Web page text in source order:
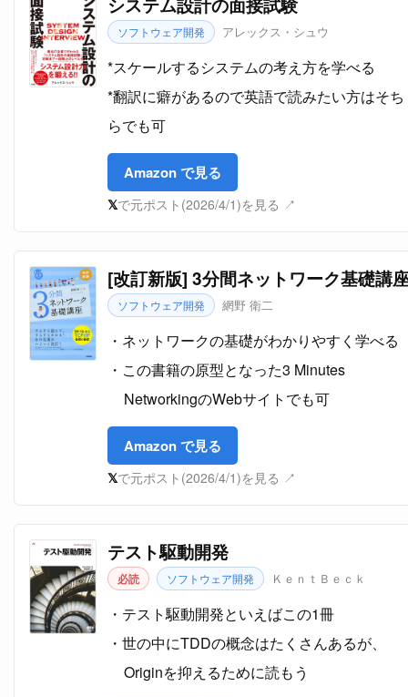
システム設計の面接試験
ソフトウェア開発 アレックス・シュウ
*スケールするシステムの考え方を学べる
*翻訳に癖があるので英語で読みたい方はそち
らでも可
Amazon で見る
𝕏で元ポスト(2026/4/1)を見る ↗
[改訂新版] 3分間ネットワーク基礎講
ソフトウェア開発 網野 衛二
ネットワークの基礎がわかりやすく学べる
この書籍の原型となった3 Minutes
NetworkingのWebサイトでも可
Amazon で見る
𝕏で元ポスト(2026/4/1)を見る ↗
テスト駆動開発
必読 ソフトウェア開発 ＫｅｎｔＢｅｃｋ
テスト駆動開発といえばこの1冊
世の中にTDDの概念はたくさんあるが、
Originを抑えるために読もう